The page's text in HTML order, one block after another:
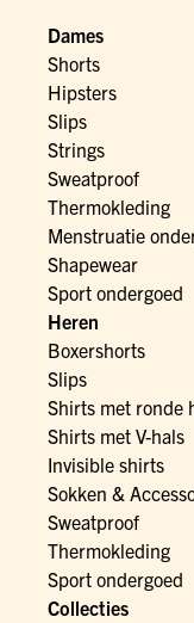
Dames
Shorts
Hipsters
Slips
Strings
Sweatproof
Thermokleding
Menstruatie
Shapewear
Sport ondergoed
Heren
Boxershorts
Slips
Shirts met ronde
Shirts met V-hals
Invisible shirts
Sokken &
Sweatproof
Thermokleding
Sport ondergoed
Collecties